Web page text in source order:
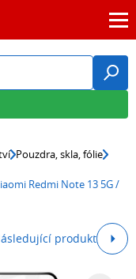
Pouzdra, skla, fólie
Redmi Note 13 5G /
produkt